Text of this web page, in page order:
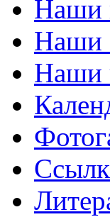
Наши
Наши
Наши